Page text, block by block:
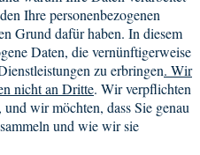
Ihre personenbezogenen
Grund dafür haben. In diesem
Daten, die vernünftigerweise
zu erbringen. Wir
nicht an Dritte. Wir verpflichten
wir möchten, dass Sie genau
und wie wir sie